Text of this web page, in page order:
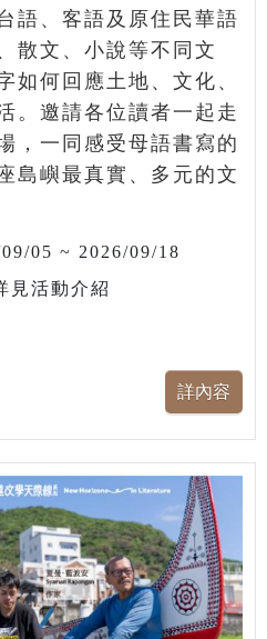
語、客語及原住民華語
散文、小說等不同文
如何回應土地、文化、
。邀請各位讀者一起走
，一同感受母語書寫的
島嶼最真實、多元的文
05 ~ 2026/09/18
見活動介紹